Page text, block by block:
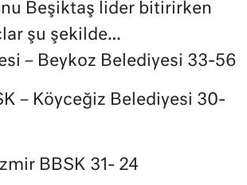
Beşiktaş lider bitirirken
şu şekilde…
– Beykoz Belediyesi 33-56
– Köyceğiz Belediyesi 30-
BBSK 31- 24